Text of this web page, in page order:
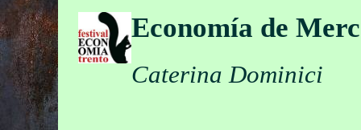
Economía de
Caterina Dominici